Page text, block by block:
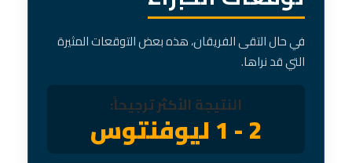
في حال التقى الفريقان، هذه بعض التوقعات المثيرة
التي قد نراها.
النتيجة الأكثر ترجيحاً:
2 - 1 ليوفنتوس